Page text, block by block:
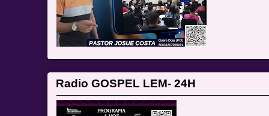
Radio GOSPEL LEM- 24H